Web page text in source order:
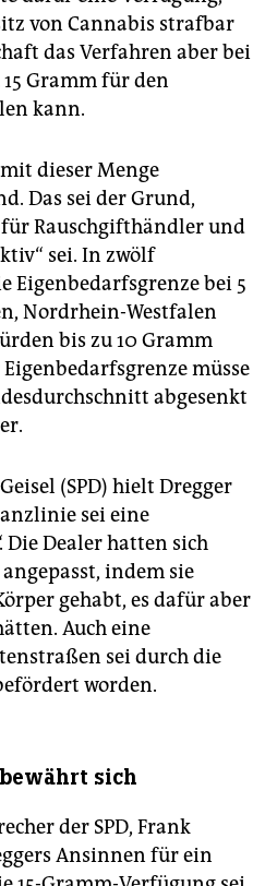
von Cannabis strafbar
das Verfahren aber bei
Gramm für den
kann.
dieser Menge
Das sei der Grund,
Rauschgifthändler und
sei. In zwölf
Eigenbedarfsgrenze bei 5
Nordrhein-Westfalen
bis zu 10 Gramm
müsse
abgesenkt
(SPD) hielt Dregger
sei eine
Die Dealer hatten sich
indem sie
gehabt, es dafür aber
Auch eine
sei durch die
worden.
sich
der SPD, Frank
Ansinnen für ein